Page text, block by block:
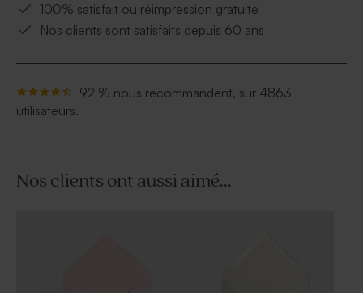
100% satisfait ou réimpression gratuite
Nos clients sont satisfaits depuis 60 ans
92 % nous recommandent, sur 4863
utilisateurs.
Nos clients ont aussi aimé...